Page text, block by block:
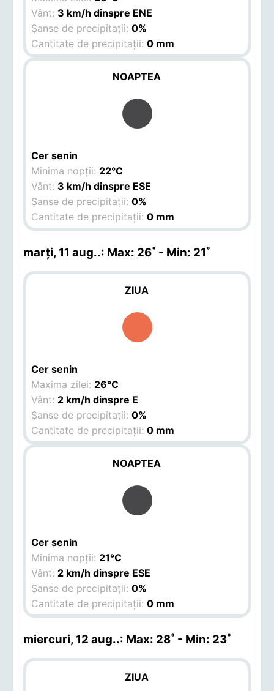
Vânt: 3 km/h dinspre ENE
Șanse de precipitații:0%
Cantitate de precipitații:0 mm
NOAPTEA
Cer senin
Minima nopții: 22°C
Vânt: 3 km/h dinspre ESE
Șanse de precipitații:0%
Cantitate de precipitații:0 mm
marți, 11 aug..: Max: 26˚ - Min: 21˚
ZIUA
Cer senin
Maxima zilei: 26°C
Vânt: 2 km/h dinspre E
Șanse de precipitații:0%
Cantitate de precipitații:0 mm
NOAPTEA
Cer senin
Minima nopții: 21°C
Vânt: 2 km/h dinspre ESE
Șanse de precipitații:0%
Cantitate de precipitații:0 mm
miercuri, 12 aug..: Max: 28˚ - Min: 23˚
ZIUA